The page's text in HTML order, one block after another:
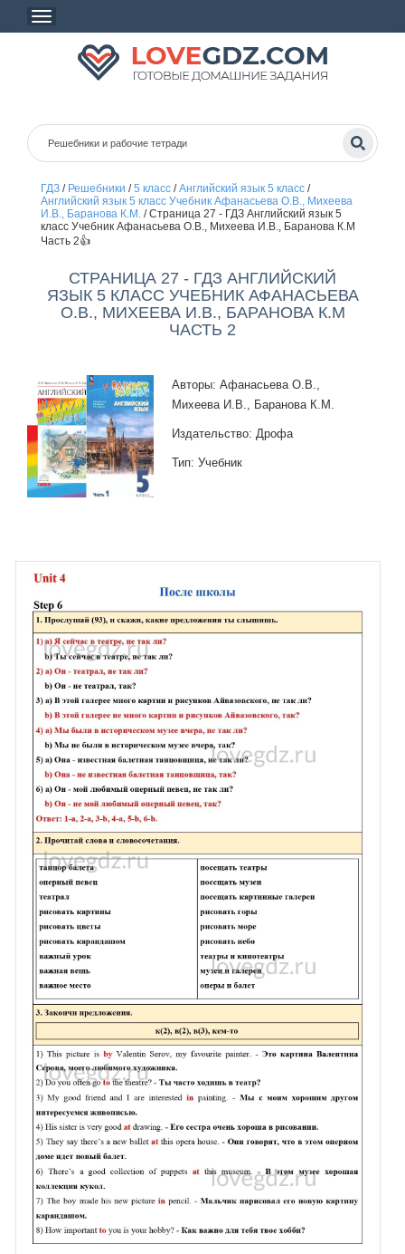
ГДЗ/ Решебники /5 класс/Английский язык 5 класс/
Английский язык 5 класс Учебник Афанасьева О.В., Михеева
И.В., Баранова К.М./Страница 27 - ГДЗ Английский язык 5
класс Учебник Афанасьева О.В., Михеева И.В., Баранова К.М
Часть 2👍
СТРАНИЦА 27 - ГДЗ АНГЛИЙСКИЙ
ЯЗЫК 5 КЛАСС УЧЕБНИК АФАНАСЬЕВА
О.В., МИХЕЕВА И.В., БАРАНОВА К.М
ЧАСТЬ 2
Авторы: Афанасьева О.В.,
Михеева И.В., Баранова К.М.
Издательство: Дрофа
Тип: Учебник